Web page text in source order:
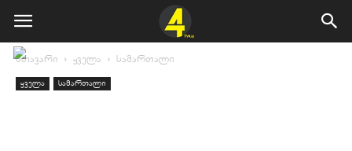
მთავარი ყველა სამართალი
ყველა სამართალი